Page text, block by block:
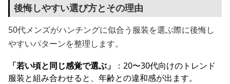
後悔しやすい選び方とその理由
50代メンズがハンチングに似合う服装を選ぶ際に後悔し
やすいパターンを整理します。
「若い頃と同じ感覚で選ぶ」
：20〜30代向けのトレンド
服装と組み合わせると、年齢との違和感が出ます。